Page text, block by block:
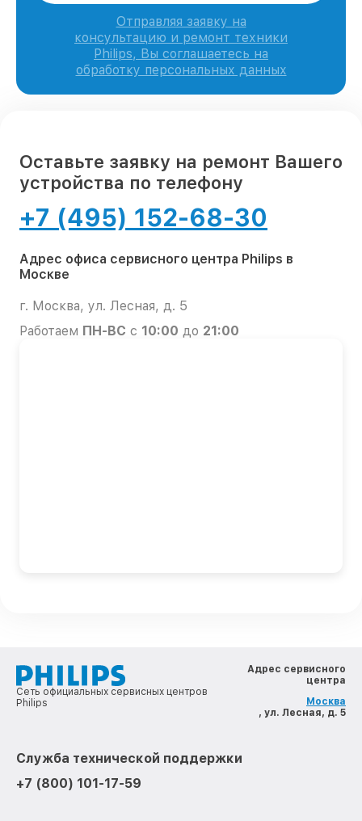
Отправляя заявку на
консультацию и ремонт техники
Philips, Вы соглашаетесь на
обработку персональных данных
Оставьте заявку на ремонт Вашего
устройства по телефону
+7 (495) 152-68-30
Адрес офиса сервисного центра Philips в
Москве
г. Москва, ул. Лесная, д. 5
Работаем ПН-ВС с 10:00 до 21:00
Сеть официальных сервисных центров
Philips
Адрес сервисного
центра
Москва
, ул. Лесная, д. 5
Служба технической поддержки
+7 (800) 101-17-59